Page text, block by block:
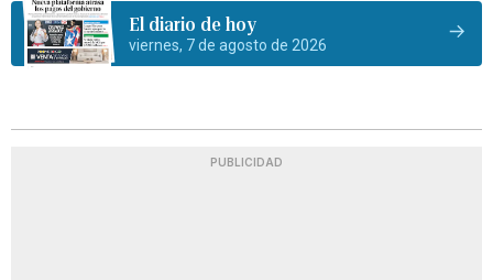
El diario de hoy
viernes, 7 de agosto de 2026
PUBLICIDAD